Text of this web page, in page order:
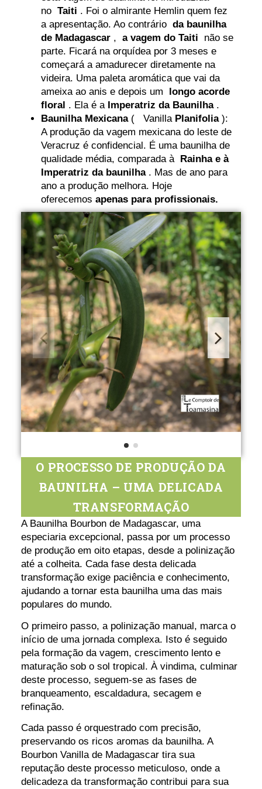
noTaiti . Foi o almirante Hemlin quem fez
a apresentação. Ao contrárioda baunilha
de Madagascar , a vagem do Taiti não se
parte. Ficará na orquídea por 3 meses e
começará a amadurecer diretamente na
videira. Uma paleta aromática que vai da
ameixa ao anis e depois um
longo acorde
floral . Ela é a Imperatriz da Baunilha.
Baunilha Mexicana( Vanilla Planifolia):
A produção da vagem mexicana do leste de
Veracruz é confidencial. É uma baunilha de
qualidade média, comparada à Rainha e à
Imperatriz da baunilha. Mas de ano para
ano a produção melhora. Hoje
oferecemosapenas para profissionais.
O PROCESSO DE PRODUÇÃO DA
BAUNILHA – UMA DELICADA
TRANSFORMAÇÃO
A Baunilha Bourbon de Madagascar, uma
especiaria excepcional, passa por um processo
de produção em oito etapas, desde a polinização
até a colheita. Cada fase desta delicada
transformação exige paciência e conhecimento,
ajudando a tornar esta baunilha uma das mais
populares do mundo.
O primeiro passo, a polinização manual, marca o
início de uma jornada complexa. Isto é seguido
pela formação da vagem, crescimento lento e
maturação sob o sol tropical. À vindima, culminar
deste processo, seguem-se as fases de
branqueamento, escaldadura, secagem e
refinação.
Cada passo é orquestrado com precisão,
preservando os ricos aromas da baunilha. A
Bourbon Vanilla de Madagascar tira sua
reputação deste processo meticuloso, onde a
delicadeza da transformação contribui para sua